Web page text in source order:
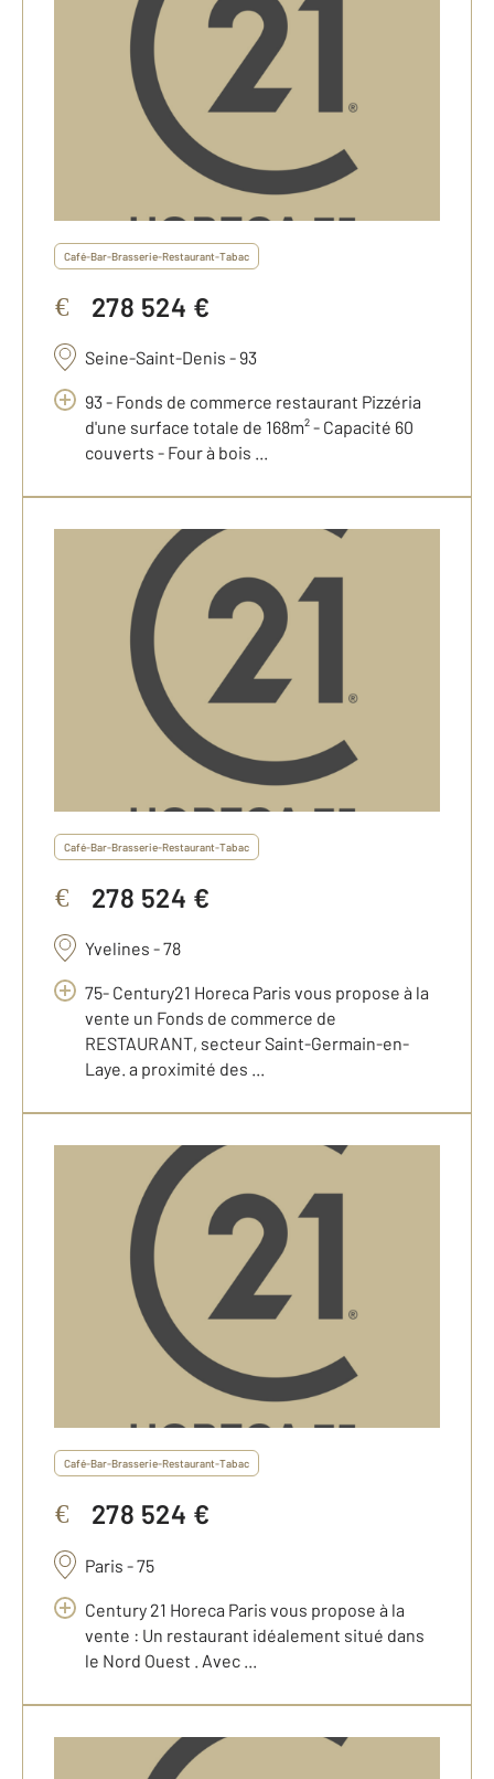
Café-Bar-Brasserie-Restaurant-Tabac
€ 278 524 €
Seine-Saint-Denis - 93
93 - Fonds de commerce restaurant Pizzéria
d'une surface totale de 168m² - Capacité 60
couverts - Four à bois ...
Café-Bar-Brasserie-Restaurant-Tabac
€ 278 524 €
Yvelines - 78
75- Century21 Horeca Paris vous propose à la
vente un Fonds de commerce de
RESTAURANT, secteur Saint-Germain-en-
Laye. a proximité des ...
Café-Bar-Brasserie-Restaurant-Tabac
€ 278 524 €
Paris - 75
Century 21 Horeca Paris vous propose à la
vente : Un restaurant idéalement situé dans
le Nord Ouest . Avec ...